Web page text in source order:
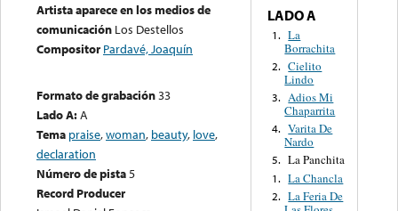
Artista aparece en los medios de
comunicación Los Destellos
Compositor Pardavé, Joaquín
Formato de grabación33
Lado A:A
Tema praise,woman, beauty, love,
declaration
Número de pista5
Record Producer
LADO A
1. La
Borrachita
2. Cielito
Lindo
3. Adios Mi
Chaparrita
4. Varita De
Nardo
5. La Panchita
1. La Chancla
2. La Feria De